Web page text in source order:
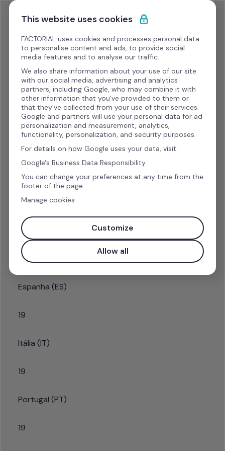
Saltar para o conteúdo
assentos
Na Factorial, o número mínimo de utilizadores
faturáveis (também designados por seats,
utilizadores ativos ou colaboradores) por conta
varia consoante o país de operação. Este mínimo
representa o número mínimo de licenças que a
Factorial faturará mensal ou anualmente,
independentemente da utilização efetiva ou do
número real de colaboradores registados na
plataforma (salvo se especificado de forma
diferente por contrato).
Segue-se o mínimo de utilizadores aplicável por
mercado:
País
Mínimo de utilizadores faturáveis (seats)
Espanha (ES)
19
Itália (IT)
19
Portugal (PT)
19
This website uses cookies
FACTORIAL uses cookies and processes personal data
to personalise content and ads, to provide social
media features and to analyse our traffic.
We also share information about your use of our site
with our social media, advertising and analytics
partners, including Google, who may combine it with
other information that you've provided to them or
that they've collected from your use of their services.
Google and partners will use your personal data for ad
personalization and measurement, analytics,
functionality, personalization, and security purposes.
For details on how Google uses your data, visit:
Google's Business Data Responsibility.
You can change your preferences at any time from the
footer of the page.
Manage cookies
Customize
Allow all